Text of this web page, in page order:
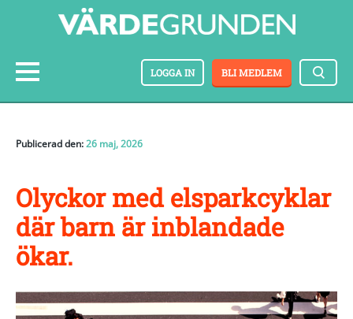
BLI MEDLEM
LOGGA IN
Publicerad den:26 maj, 2026
Olyckor med elsparkcyklar
där barn är inblandade
ökar.